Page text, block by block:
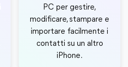
PC per gestire,
modificare, stampare e
importare facilmente i
contatti su un altro
iPhone.